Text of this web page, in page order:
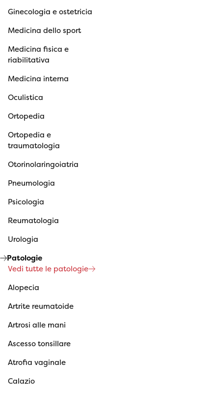
Ginecologia e ostetricia
Medicina dello sport
Medicina fisica e
riabilitativa
Medicina interna
Oculistica
Ortopedia
Ortopedia e
traumatologia
Otorinolaringoiatria
Pneumologia
Psicologia
Reumatologia
Urologia
Patologie
Vedi tutte le patologie
Alopecia
Artrite reumatoide
Artrosi alle mani
Ascesso tonsillare
Atrofia vaginale
Calazio